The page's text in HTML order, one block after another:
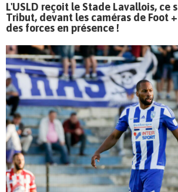
L'USLD reçoit le Stade Lavallois, ce
Tribut, devant les caméras de Foot
des forces en présence !